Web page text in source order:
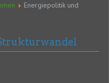
Energiepolitik und